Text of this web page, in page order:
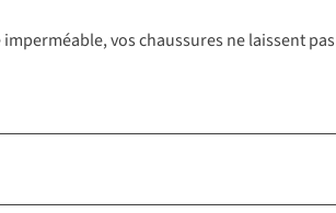
vos chaussures ne laissent